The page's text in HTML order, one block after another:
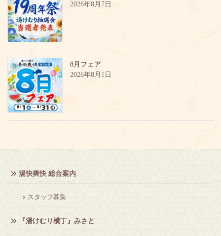
2026年8月7日
8月フェア
2026年8月1日
湯快爽快 総合案内
スタッフ募集
『湯けむり横丁』みさと